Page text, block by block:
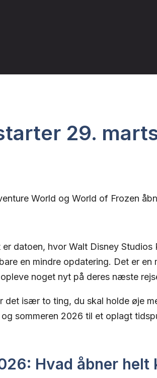
29.
World og World of Frozen
datoen, hvor Walt Disney
en mindre opdatering. Det er en
noget nyt på deres næste
det især to ting, du skal holde øje
sommeren 2026 til et oplagt
Hvad åbner helt